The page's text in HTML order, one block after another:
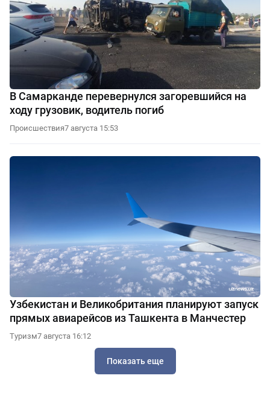
В Самарканде перевернулся загоревшийся на
ходу грузовик, водитель погиб
Происшествия7 августа 15:53
Узбекистан и Великобритания планируют запуск
прямых авиарейсов из Ташкента в Манчестер
Туризм7 августа 16:12
Показать еще